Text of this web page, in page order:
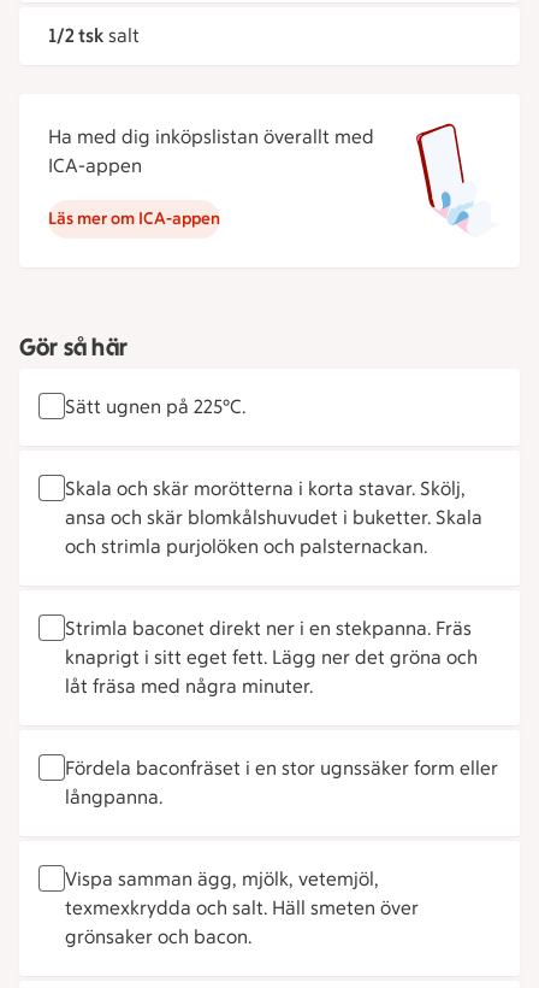
1/2 tsk salt
Ha med dig inköpslistan överallt med
ICA-appen
Läs mer om ICA-appen
Gör så här
Sätt ugnen på 225°C.
Skala och skär morötterna i korta stavar. Skölj,
ansa och skär blomkålshuvudet i buketter. Skala
och strimla purjolöken och palsternackan.
Strimla baconet direkt ner i en stekpanna. Fräs
knaprigt i sitt eget fett. Lägg ner det gröna och
låt fräsa med några minuter.
Fördela baconfräset i en stor ugnssäker form eller
långpanna.
Vispa samman ägg, mjölk, vetemjöl,
texmexkrydda och salt. Häll smeten över
grönsaker och bacon.